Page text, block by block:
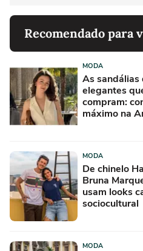
Recomendado para
MODA
As sandálias
elegantes
compram:
máximo na
MODA
De chinelo
Bruna
usam looks
sociocultural
MODA